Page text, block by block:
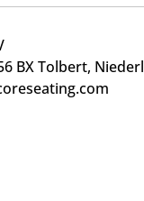
BX Tolbert,